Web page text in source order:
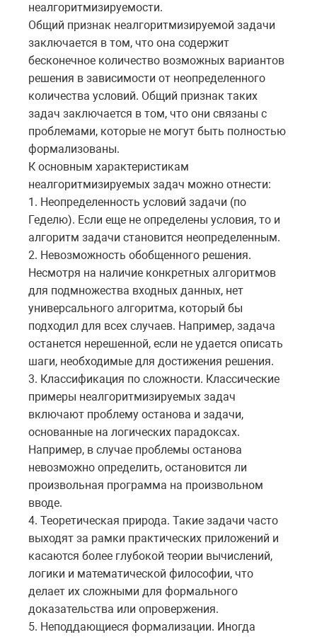
неалгоритмизируемости.
Общий признак неалгоритмизируемой задачи
заключается в том, что она содержит
бесконечное количество возможных вариантов
решения в зависимости от неопределенного
количества условий. Общий признак таких
задач заключается в том, что они связаны с
проблемами, которые не могут быть полностью
формализованы.
К основным характеристикам
неалгоритмизируемых задач можно отнести:
1. Неопределенность условий задачи (по
Геделю). Если еще не определены условия, то и
алгоритм задачи становится неопределенным.
2. Невозможность обобщенного решения.
Несмотря на наличие конкретных алгоритмов
для подмножества входных данных, нет
универсального алгоритма, который бы
подходил для всех случаев. Например, задача
останется нерешенной, если не удается описать
шаги, необходимые для достижения решения.
3. Классификация по сложности. Классические
примеры неалгоритмизируемых задач
включают проблему останова и задачи,
основанные на логических парадоксах.
Например, в случае проблемы останова
невозможно определить, остановится ли
произвольная программа на произвольном
вводе.
4. Теоретическая природа. Такие задачи часто
выходят за рамки практических приложений и
касаются более глубокой теории вычислений,
логики и математической философии, что
делает их сложными для формального
доказательства или опровержения.
5. Неподдающиеся формализации. Иногда